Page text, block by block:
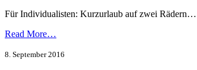
Für Individualisten: Kurzurlaub auf zwei Rädern…
Read More…
8. September 2016